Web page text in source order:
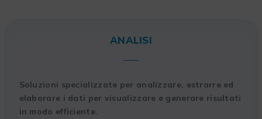
ANALISI
Soluzioni specializzate per analizzare, estrarre ed
elaborare i dati per visualizzare e generare risultati
in modo efficiente.